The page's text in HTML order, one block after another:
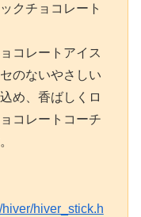
クチョコレート
コレートアイス
のないやさしい
め、香ばしくロ
コレートコーチ
hiver_stick.h